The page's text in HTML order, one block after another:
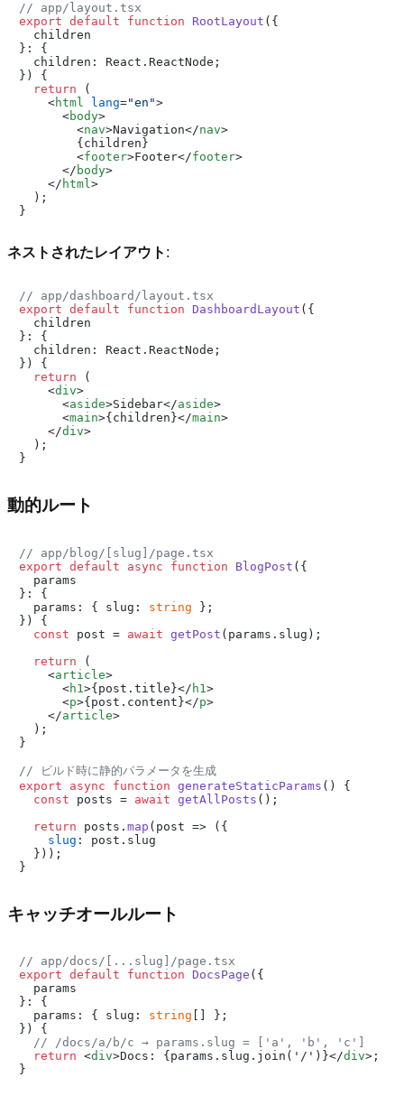
// app/layout.tsx
export default function RootLayout ( {
  children
}: {
  children: React.ReactNode;
} ) {
return (
<html lang="en">
<body>
<nav>Navigation</nav>
        {children}
<footer>Footer</footer>
</ body>
</ html>
  );
ネストされたレイアウト :
// app/dashboard/layout.tsx
export default function DashboardLayout ( {
  children
}: {
  children: React.ReactNode;
} ) {
return (
<div>
<aside>Sidebar</aside>
<main>{children}</main>
</div>
  );
動的ルート
// app/blog/[slug]/page.tsx
export default async function BlogPost ( {
  params
}: {
  params: { slug:
string };
} ) {
const post = await getPost (params. slug );
return (
<article>
<h1 >{post.title}</ h1 >
<p>{post.content}</p>
</article>
  );
}
// ビルド時に静的パラメータを生成
export
async function generateStaticParams ( ) {
const posts = await getAllPosts ();
return posts. map ( post => ({
slug : post. slug
  }));
キャッチオールルート
// app/docs/[...slug]/page.tsx
export default function DocsPage ( {
  params
}: {
  params: { slug:
string [] };
} ) {
// /docs/a/b/c → params.slug = ['a', 'b', 'c']
return <div>Docs: {params.slug.join('/')}</div> ;